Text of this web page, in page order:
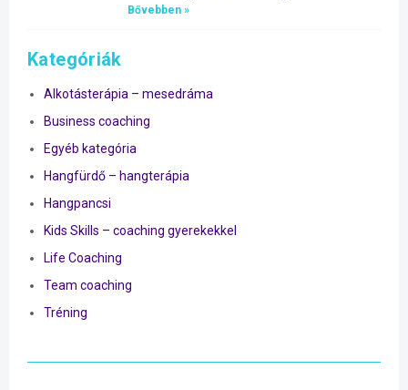
Bővebben »
Kategóriák
Alkotásterápia – mesedráma
Business coaching
Egyéb kategória
Hangfürdő – hangterápia
Hangpancsi
Kids Skills – coaching gyerekekkel
Life Coaching
Team coaching
Tréning